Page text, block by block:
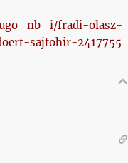
fradi-olasz-
sajtohir-2417755